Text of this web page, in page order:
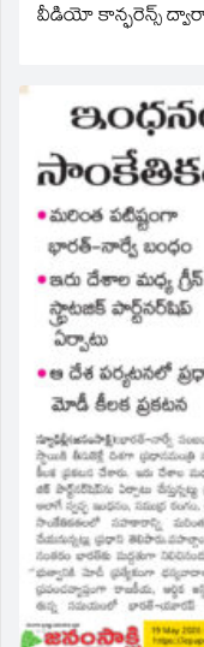
వీడియో కాన్ఫరెన్స్